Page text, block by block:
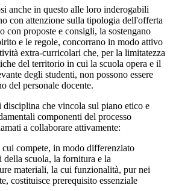
anche in questo alle loro inderogabili
con attenzione sulla tipologia dell'offerta
con proposte e consigli, la sostengano
e le regole, concorrano in modo attivo
extra-curricolari che, per la limitatezza
del territorio in cui la scuola opera e il
degli studenti, non possono essere
del personale docente.
disciplina che vincola sul piano etico e
componenti del processo
a collaborare attivamente:
compete, in modo differenziato
scuola, la fornitura e la
materiali, la cui funzionalità, pur nei
costituisce prerequisito essenziale